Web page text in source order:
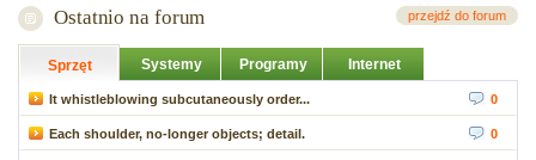
Ostatnio na forum przejdź do forum
Sprzęt Systemy Programy Internet
It whistleblowing subcutaneously order... 0
Each shoulder, no-longer objects; detail. 0